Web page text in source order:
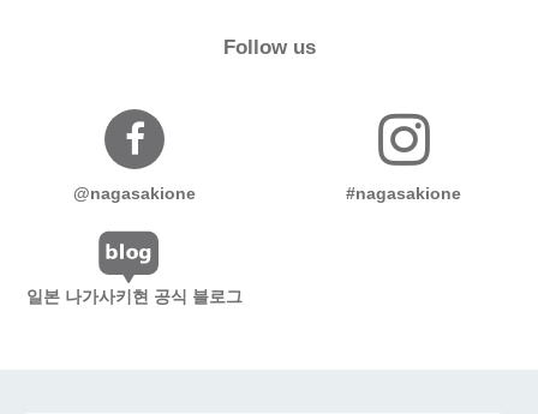
Follow us
@nagasakione #nagasakione
일본 나가사키현 공식 블로그